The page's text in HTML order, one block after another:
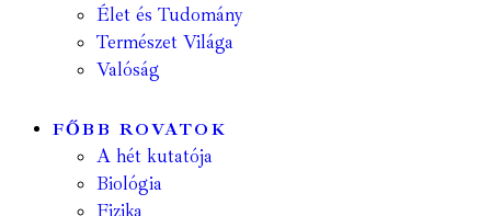
Élet és Tudomány
Természet Világa
Valóság
FŐBB ROVATOK
A hét kutatója
Biológia
Fizika